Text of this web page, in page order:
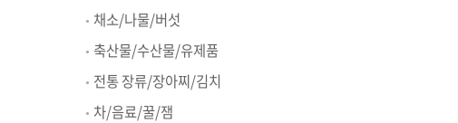
채소/나물/버섯
축산물/수산물/유제품
전통 장류/장아찌/김치
차/음료/꿀/잼